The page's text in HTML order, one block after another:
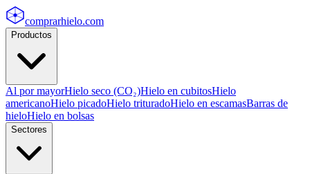
comprarhielo.com
Productos
Al por mayorHielo seco (CO₂)Hielo en cubitosHielo
americanoHielo picadoHielo trituradoHielo en escamasBarras de
hieloHielo en bolsas
Sectores